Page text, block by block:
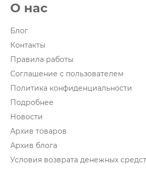
О нас
Блог
Контакты
Правила работы
Соглашение с пользователем
Политика конфиденциальности
Подробнее
Новости
Архив товаров
Архив блога
Условия возврата денежных